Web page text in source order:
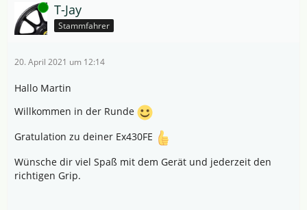
Online T-Jay
Stammfahrer
20. April 2021 um 12:14
Hallo Martin
Willkommen in der Runde
Gratulation zu deiner Ex430FE
Wünsche dir viel Spaß mit dem Gerät und jederzeit den
richtigen Grip.